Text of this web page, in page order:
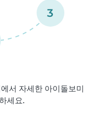
3
서 자세한 아이돌보미
세요.